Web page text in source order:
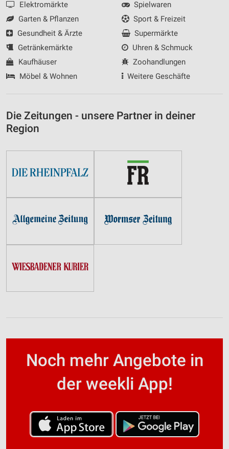
Elektromärkte
Garten & Pflanzen
Gesundheit & Ärzte
Getränkemärkte
Kaufhäuser
Möbel & Wohnen
Spielwaren
Sport & Freizeit
Supermärkte
Uhren & Schmuck
Zoohandlungen
Weitere Geschäfte
Die Zeitungen - unsere Partner in deiner
Region
Noch mehr Angebote in
der weekli App!